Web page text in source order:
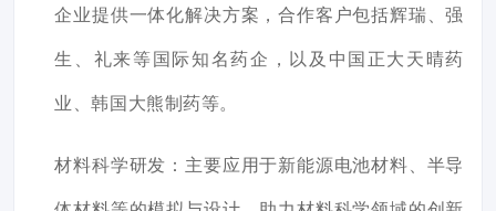
企业提供一体化解决方案，合作客户包括辉瑞、强
生、礼来等国际知名药企，以及中国正大天晴药
业、韩国大熊制药等。
材料科学研发：主要应用于新能源电池材料、半导